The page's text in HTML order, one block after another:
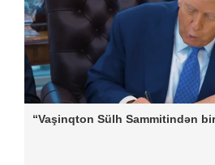
“Vaşinqton Sülh Sammitindən